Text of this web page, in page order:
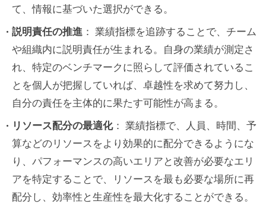
ョン
ステークホルダーの参画と満足度
オペレーショナル・エクセレンス
人材開発とリーダーシップ効果
ビジネスの影響
エンジニアリングデザイン部門の KPI
データエンジニアリングにおける KPI と
は
て、情報に基づいた選択ができる。
説明責任の推進 ： 業績指標を追跡することで、チーム
や組織内に説明責任が生まれる。自身の業績が測定さ
れ、特定のベンチマークに照らして評価されているこ
とを個人が把握していれば、卓越性を求めて努力し、
自分の責任を主体的に果たす可能性が高まる。
リソース配分の最適化： 業績指標で、人員、時間、予
算などのリソースをより効果的に配分できるようにな
り、パフォーマンスの高いエリアと改善が必要なエリ
アを特定することで、リソースを最も必要な場所に再
配分し、効率性と生産性を最大化することができる。